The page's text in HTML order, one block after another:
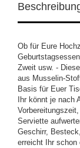
Ob für Eure
Zweit usw. -
aus Musselin-
Basis für Euer
Ihr könnt je nach
Serviette
Geschirr,
erreicht Ihr schon